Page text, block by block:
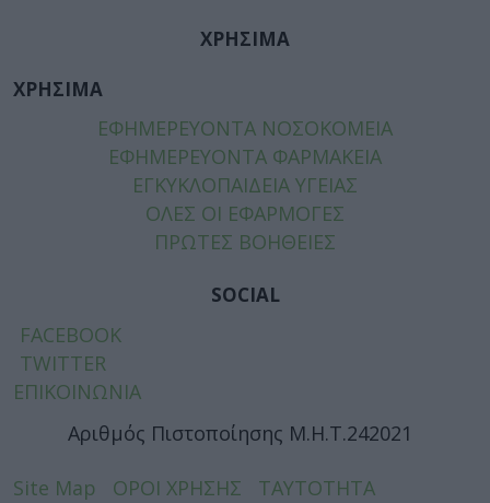
ΧΡΗΣΙΜΑ
ΧΡΗΣΙΜΑ
ΕΦΗΜΕΡΕΥΟΝΤΑ ΝΟΣΟΚΟΜΕΙΑ
ΕΦΗΜΕΡΕΥΟΝΤΑ ΦΑΡΜΑΚΕΙΑ
ΕΓΚΥΚΛΟΠΑΙΔΕΙΑ ΥΓΕΙΑΣ
ΟΛΕΣ ΟΙ ΕΦΑΡΜΟΓΕΣ
ΠΡΩΤΕΣ ΒΟΗΘΕΙΕΣ
SOCIAL
FACEBOOK
TWITTER
ΕΠΙΚΟΙΝΩΝΙΑ
Αριθμός Πιστοποίησης Μ.Η.Τ.242021
Site Map ΟΡΟΙ ΧΡΗΣΗΣ ΤΑΥΤΟΤΗΤΑ